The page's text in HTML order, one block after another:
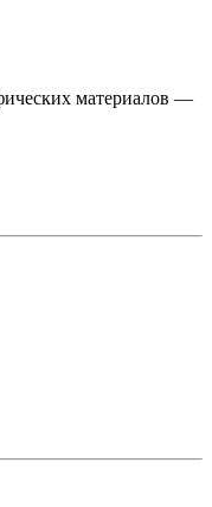
материалов —